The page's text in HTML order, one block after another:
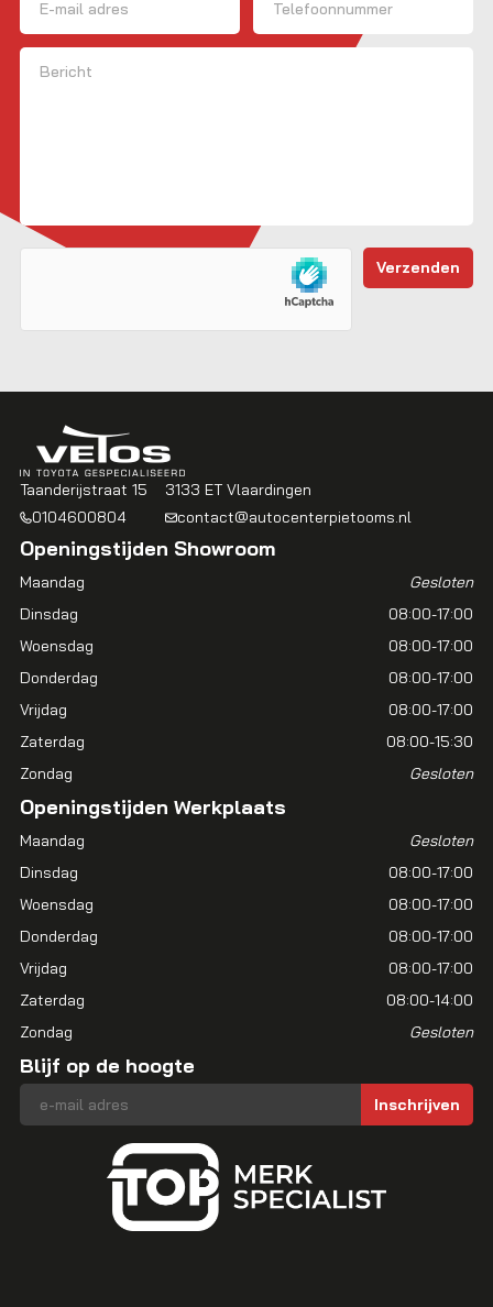
Bericht
Taanderijstraat 15
3133 ET Vlaardingen
0104600804
contact@autocenterpietooms.nl
Openingstijden Showroom
Maandag
Gesloten
Dinsdag
08:00-17:00
Woensdag
08:00-17:00
Donderdag
08:00-17:00
Vrijdag
08:00-17:00
Zaterdag
08:00-15:30
Zondag
Gesloten
Openingstijden Werkplaats
Maandag
Gesloten
Dinsdag
08:00-17:00
Woensdag
08:00-17:00
Donderdag
08:00-17:00
Vrijdag
08:00-17:00
Zaterdag
08:00-14:00
Zondag
Gesloten
Blijf op de hoogte
E-mailadres